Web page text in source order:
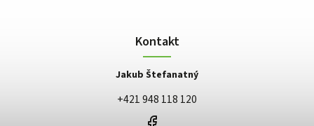
Kontakt
Jakub Štefanatný
+421 948 118 120